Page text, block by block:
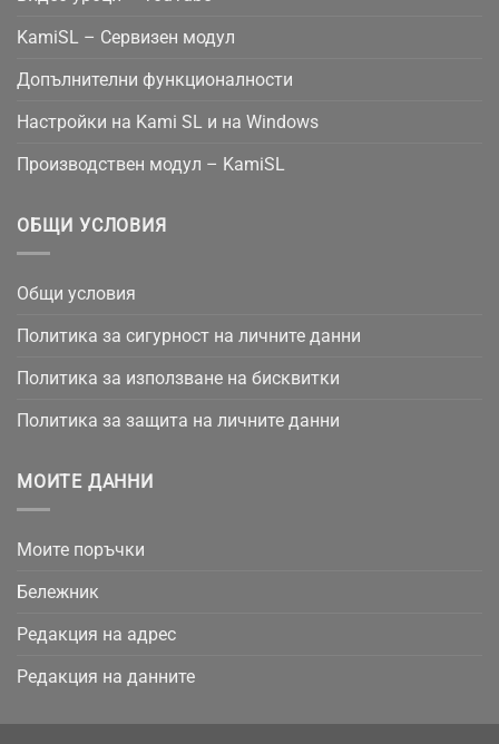
KamiSL – Сервизен модул
Допълнителни функционалности
Настройки на Kami SL и на Windows
Производствен модул – KamiSL
ОБЩИ УСЛОВИЯ
Общи условия
Политика за сигурност на личните данни
Политика за използване на бисквитки
Политика за защита на личните данни
МОИТЕ ДАННИ
Моите поръчки
Бележник
Редакция на адрес
Редакция на данните